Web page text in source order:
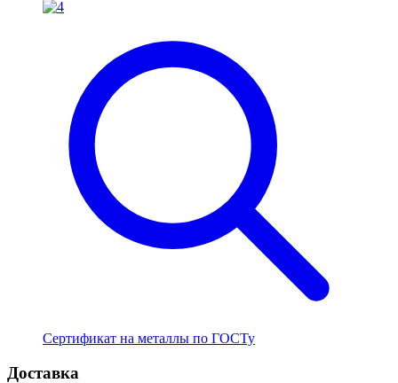
Сертификат на металлы по ГОСТу
Доставка